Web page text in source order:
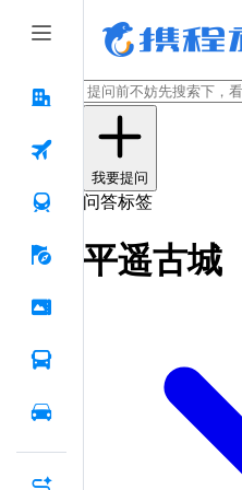
我要提问
问答标签
平遥古城